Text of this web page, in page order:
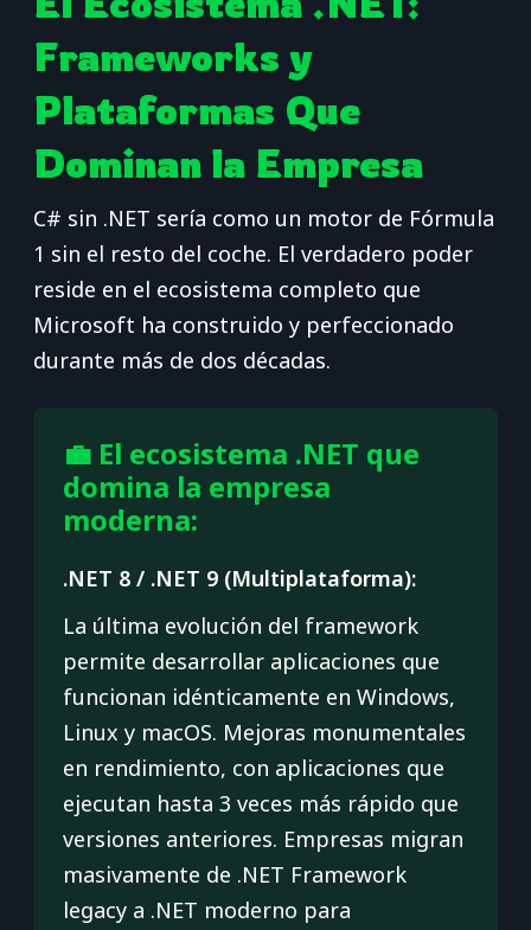
Frameworks y
Plataformas Que
Dominan la Empresa
C# sin .NET sería como un motor de Fórmula
1 sin el resto del coche. El verdadero poder
reside en el ecosistema completo que
Microsoft ha construido y perfeccionado
durante más de dos décadas.
💼 El ecosistema .NET que
domina la empresa
moderna:
.NET 8 / .NET 9 (Multiplataforma):
La última evolución del framework
permite desarrollar aplicaciones que
funcionan idénticamente en Windows,
Linux y macOS. Mejoras monumentales
en rendimiento, con aplicaciones que
ejecutan hasta 3 veces más rápido que
versiones anteriores. Empresas migran
masivamente de .NET Framework
legacy a .NET moderno para